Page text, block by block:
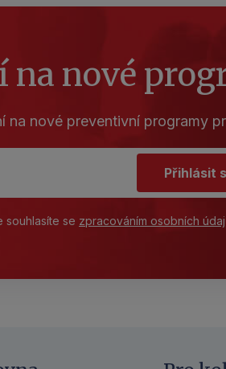
na nové
na nové preventivní programy
Přihlásit
souhlasíte se zpracováním osobních